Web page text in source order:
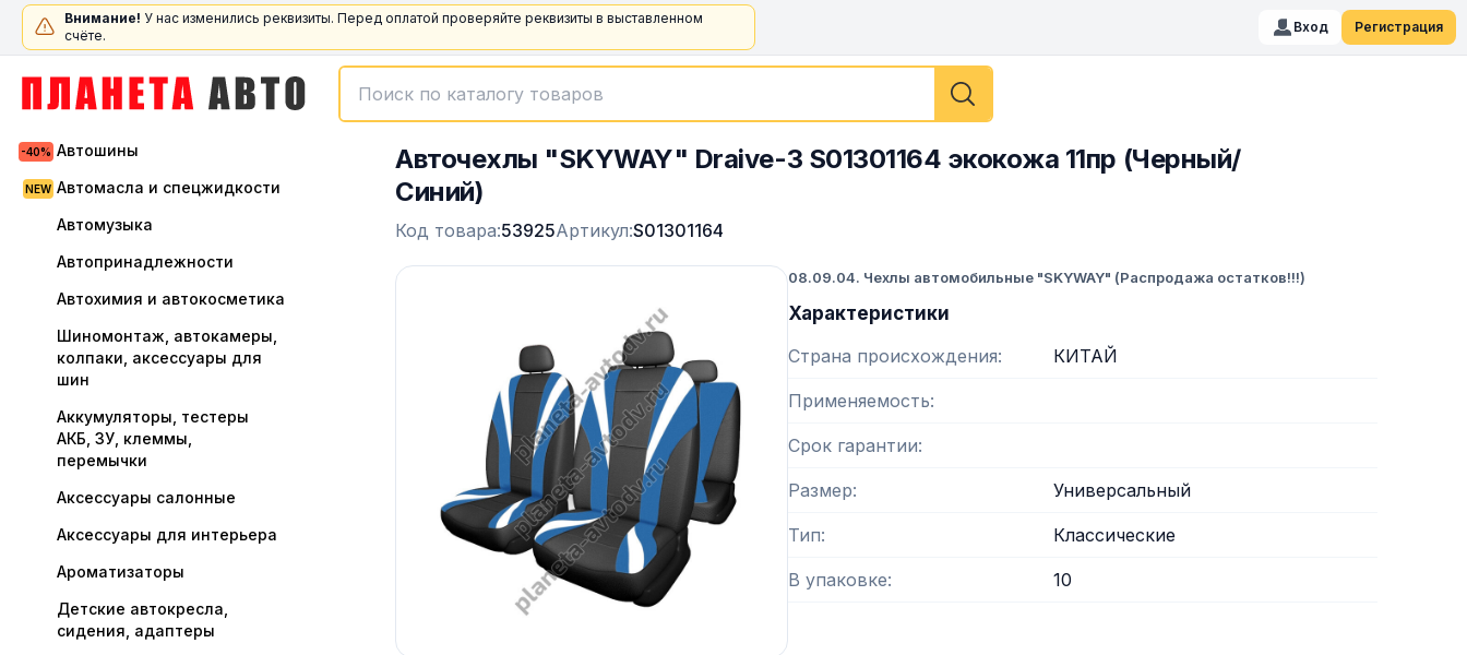
Внимание! У нас изменились реквизиты. Перед оплатой проверяйте реквизиты в выставленном
счёте.
Вход Регистрация
Автошины
Автомасла и спецжидкости
Автомузыка
Автопринадлежности
Автохимия и автокосметика
Шиномонтаж, автокамеры,
колпаки, аксессуары для
шин
Аккумуляторы, тестеры
АКБ, ЗУ, клеммы,
перемычки
Аксессуары салонные
Аксессуары для интерьера
Ароматизаторы
Детские автокресла,
сидения, адаптеры
Авточехлы "SKYWAY" Draive-3 S01301164 экокожа 11пр (Черный/
Синий)
Код товара:53925Артикул:S01301164
08.09.04. Чехлы автомобильные "SKYWAY" (Распродажа остатков!!!)
Характеристики
Страна происхождения
КИТАЙ
Применяемость
Срок гарантии
Размер Универсальный
Тип Классические
В упаковке 10